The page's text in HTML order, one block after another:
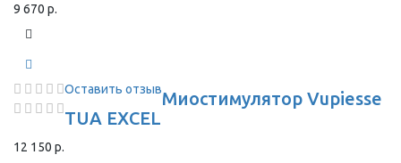
9 670 р.
Оставить отзывМиостимулятор Vupiesse
TUA EXCEL
12 150 р.